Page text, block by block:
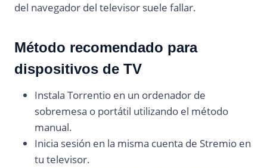
del navegador del televisor suele fallar.
Método recomendado para
dispositivos de TV
Instala Torrentio en un ordenador de
sobremesa o portátil utilizando el método
manual.
Inicia sesión en la misma cuenta de Stremio en
tu televisor.